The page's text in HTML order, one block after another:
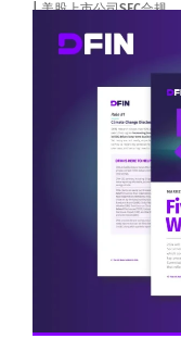
| 美股上市公司SEC合规